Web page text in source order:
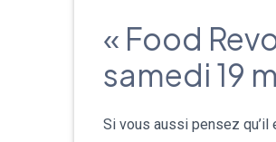
« Food
samedi 19
Si vous aussi pensez